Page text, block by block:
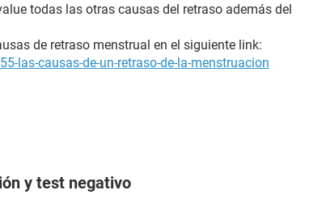
todas las otras causas del retraso además del
de retraso menstrual en el siguiente link:
las-causas-de-un-retraso-de-la-menstruacion
y test negativo